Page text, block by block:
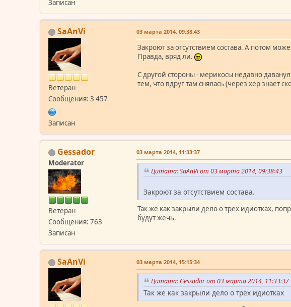
Записан
SaAnVi
Ветеран
Сообщения: 3 457
Записан
03 марта 2014, 09:38:43
Закроют за отсутствием состава. А потом
Правда, вряд ли.
С другой стороны - мерикосы недавно
тем, что вдруг там снялась (через хер знает
Gessador
Moderator
Ветеран
Сообщения: 763
Записан
03 марта 2014, 11:33:37
Цитата: SaAnVi от 03 марта 2014, 09:38:43
Закроют за отсутствием состава.
Так же как закрыли дело о трёх идиотках,
будут жечь.
SaAnVi 03 марта 2014, 15:15:34
Цитата: Gessador от 03 марта 2014, 11:33:37
Так же как закрыли дело о трёх идиотках